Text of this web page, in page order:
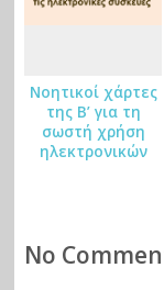
Νοητικοί χάρτες
της Β’ για τη
σωστή χρήση
ηλεκτρονικών
No